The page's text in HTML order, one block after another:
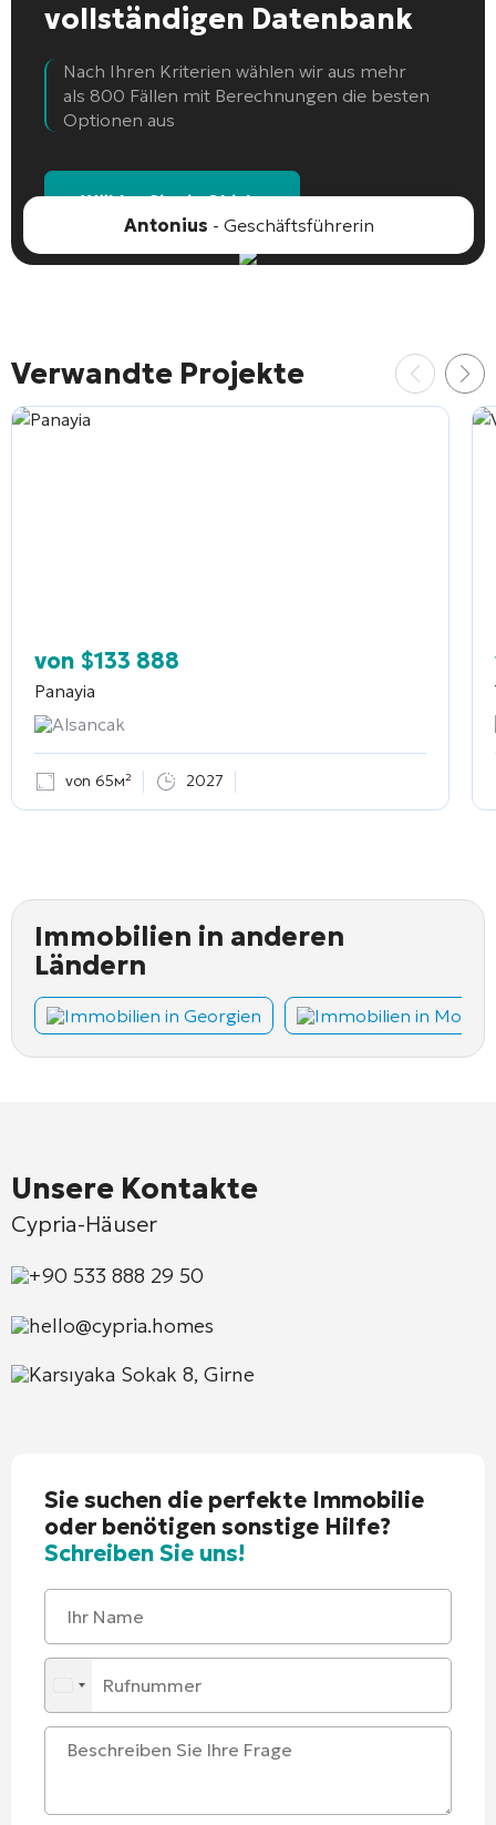
vollständigen Datenbank
Nach Ihren Kriterien wählen wir aus mehr
als 800 Fällen mit Berechnungen die besten
Optionen aus
Wählen Sie ein Objekt
Antonius - Geschäftsführerin
Verwandte Projekte
von $133 888
Panayia
Alsancak
von 65м² 2027
Immobilien in anderen
Ländern
Immobilien in Georgien Immobilien in
Unsere Kontakte
Cypria-Häuser
+90 533 888 29 50
hello@cypria.homes
Karsıyaka Sokak 8, Girne
Sie suchen die perfekte Immobilie
oder benötigen sonstige Hilfe?
Schreiben Sie uns!